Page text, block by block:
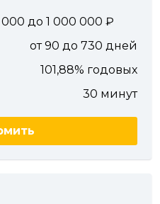
000 до 1 000 000
от 90 до 730 дней
101,88% годовых
30 минут